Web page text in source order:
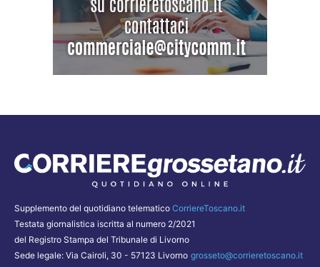
Supplemento del quotidiano telematico CorriereToscano.it
Testata giornalistica iscritta al numero 2/2021
del Registro Stampa del Tribunale di Livorno
Sede legale: Via Cairoli, 30 - 57123 Livorno grosseto@corrieretoscano.it